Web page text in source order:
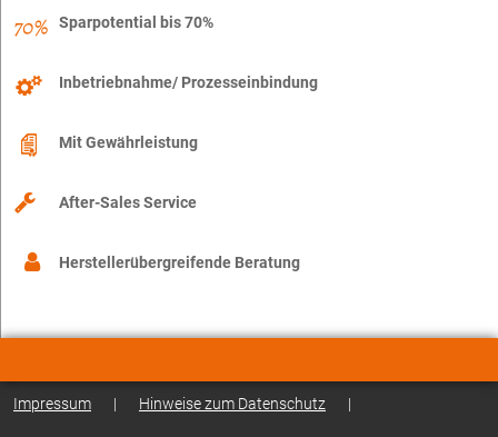
Sparpotential bis 70%
Inbetriebnahme/ Prozesseinbindung
Mit Gewährleistung
After-Sales Service
Herstellerübergreifende Beratung
Impressum | Hinweise zum Datenschutz |